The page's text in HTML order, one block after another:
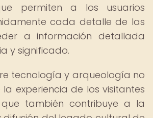
permiten a los usuarios
cada detalle de las
a información detallada
y significado.
tecnología y arqueología no
experiencia de los visitantes
que también contribuye a la